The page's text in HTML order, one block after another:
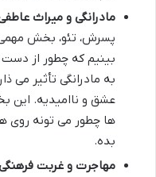
مادرانگی و میراث
پسرش، تئو، بخش
بینیم که چطور از
به مادرانگی تأثیر می
عشق و ناامیدیه.
ها چطور می تونه روی
بده.
مهاجرت و غربت